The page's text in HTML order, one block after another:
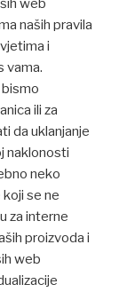
naših pravila
i
vama.
ili za
da uklanjanje
naklonosti
neko
se ne
za interne
proizvoda i
web